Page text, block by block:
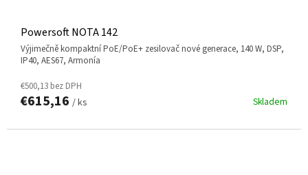
Powersoft NOTA 142
výjimečně kompaktní PoE/PoE+ zesilovač nové generace, 140 W, DSP,
IP40, AES67, Armonía
Skladem
€500,13 bez DPH
€615,16 / ks